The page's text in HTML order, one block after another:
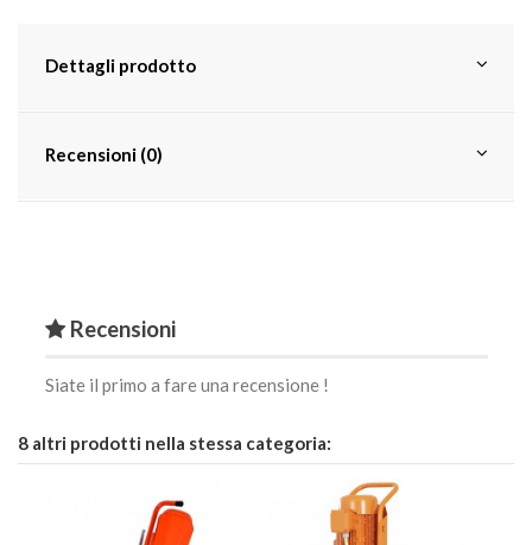
Dettagli prodotto
Recensioni (0)
Recensioni
Siate il primo a fare una recensione !
8 altri prodotti nella stessa categoria: